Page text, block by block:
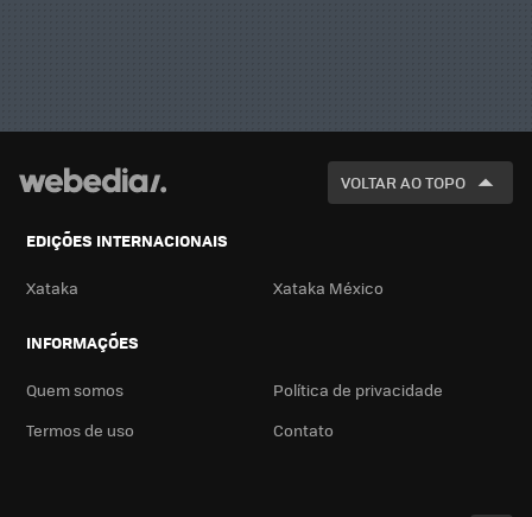
VOLTAR AO TOPO
EDIÇÕES INTERNACIONAIS
Xataka Xataka México
INFORMAÇÕES
Quem somos
Política de privacidade
Termos de uso
Contato